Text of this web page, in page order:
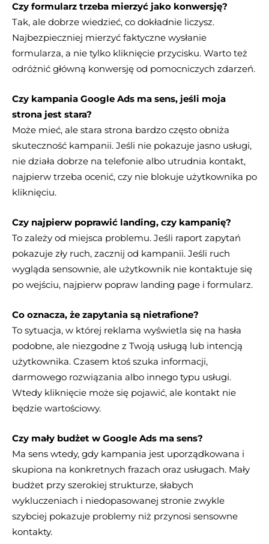
Czy formularz trzeba mierzyć jako konwersję?
Tak, ale dobrze wiedzieć, co dokładnie liczysz.
Najbezpieczniej mierzyć faktyczne wysłanie
formularza, a nie tylko kliknięcie przycisku. Warto też
odróżnić główną konwersję od pomocniczych zdarzeń.
Czy kampania Google Ads ma sens, jeśli moja
strona jest stara?
Może mieć, ale stara strona bardzo często obniża
skuteczność kampanii. Jeśli nie pokazuje jasno usługi,
nie działa dobrze na telefonie albo utrudnia kontakt,
najpierw trzeba ocenić, czy nie blokuje użytkownika po
kliknięciu.
Czy najpierw poprawić landing, czy kampanię?
To zależy od miejsca problemu. Jeśli raport zapytań
pokazuje zły ruch, zacznij od kampanii. Jeśli ruch
wygląda sensownie, ale użytkownik nie kontaktuje się
po wejściu, najpierw popraw landing page i formularz.
Co oznacza, że zapytania są nietrafione?
To sytuacja, w której reklama wyświetla się na hasła
podobne, ale niezgodne z Twoją usługą lub intencją
użytkownika. Czasem ktoś szuka informacji,
darmowego rozwiązania albo innego typu usługi.
Wtedy kliknięcie może się pojawić, ale kontakt nie
będzie wartościowy.
Czy mały budżet w Google Ads ma sens?
Ma sens wtedy, gdy kampania jest uporządkowana i
skupiona na konkretnych frazach oraz usługach. Mały
budżet przy szerokiej strukturze, słabych
wykluczeniach i niedopasowanej stronie zwykle
szybciej pokazuje problemy niż przynosi sensowne
kontakty.